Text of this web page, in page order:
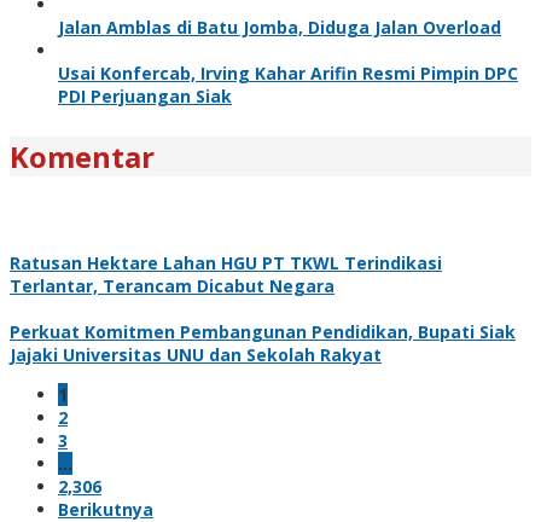
Jalan Amblas di Batu Jomba, Diduga Jalan Overload
Usai Konfercab, Irving Kahar Arifin Resmi Pimpin DPC
PDI Perjuangan Siak
Komentar
Ratusan Hektare Lahan HGU PT TKWL Terindikasi
Terlantar, Terancam Dicabut Negara
Perkuat Komitmen Pembangunan Pendidikan, Bupati Siak
Jajaki Universitas UNU dan Sekolah Rakyat
1
2
3
…
2,306
Berikutnya